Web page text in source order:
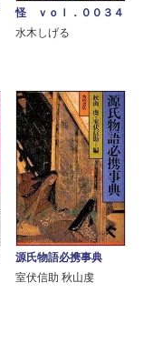
怪 ｖｏｌ．００３４
水木しげる
源氏物語必携事典
室伏信助 秋山虔